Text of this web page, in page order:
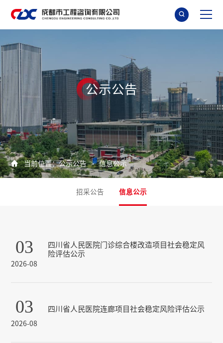

公示公告
 当前位置：公示公告 > 信息公示
招采公告 信息公示
03
2026-08
四川省人民医院门诊综合楼改造项目社会稳定风
险评估公示
03
2026-08
四川省人民医院连廊项目社会稳定风险评估公示